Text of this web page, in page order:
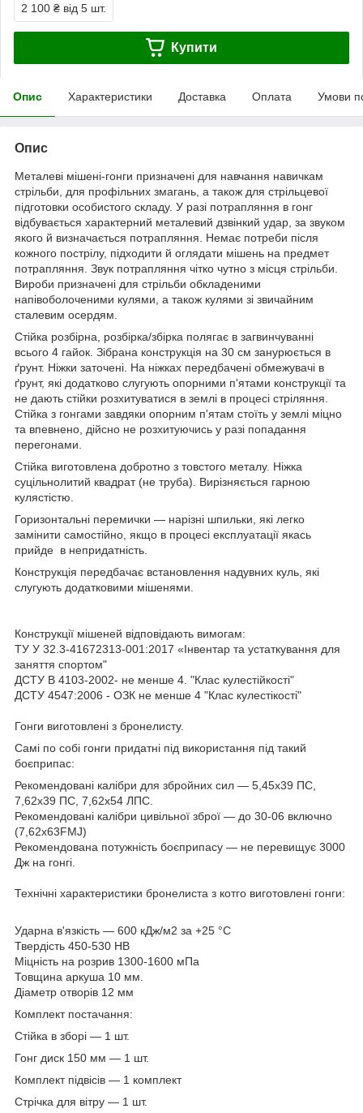
2 100 ₴ від 5 шт.
Купити
Опис Характеристики Доставка Оплата Умови
Опис
Металеві мішені-гонги призначені для навчання навичкам
стрільби, для профільних змагань, а також для стрільцевої
підготовки особистого складу. У разі потрапляння в гонг
відбувається характерний металевий дзвінкий удар, за звуком
якого й визначається потрапляння. Немає потреби після
кожного пострілу, підходити й оглядати мішень на предмет
потрапляння. Звук потрапляння чітко чутно з місця стрільби.
Вироби призначені для стрільби обкладеними
напівоболоченими кулями, а також кулями зі звичайним
сталевим осердям.
Стійка розбірна, розбірка/збірка полягає в загвинчуванні
всього 4 гайок. Зібрана конструкція на 30 см занурюється в
ґрунт. Ніжки заточені. На ніжках передбачені обмежувачі в
ґрунт, які додатково слугують опорними п'ятами конструкції та
не дають стійки розхитуватися в землі в процесі стріляння.
Стійка з гонгами завдяки опорним п'ятам стоїть у землі міцно
та впевнено, дійсно не розхитуючись у разі попадання
перегонами.
Стійка виготовлена добротно з товстого металу. Ніжка
суцільнолитий квадрат (не труба). Вирізняється гарною
кулястістю.
Горизонтальні перемички — нарізні шпильки, які легко
замінити самостійно, якщо в процесі експлуатації якась
прийде в непридатність.
Конструкція передбачає встановлення надувних куль, які
слугують додатковими мішенями.
Конструкції мішеней відповідають вимогам:
ТУ У 32.3-41672313-001:2017 «Інвентар та устаткування для
заняття спортом"
ДСТУ В 4103-2002- не менше 4. "Клас кулестійкості"
ДСТУ 4547:2006 - ОЗК не менше 4 "Клас кулестікості"
Гонги виготовлені з бронелисту.
Самі по собі гонги придатні під використання під такий
боєприпас:
Рекомендовані калібри для збройних сил — 5,45х39 ПС,
7,62х39 ПС, 7,62х54 ЛПС.
Рекомендовані калібри цивільної зброї — до 30-06 включно
(7,62х63FMJ)
Рекомендована потужність боєприпасу — не перевищує 3000
Дж на гонгі.
Технічні характеристики бронелиста з котго виготовлені гонги:
Ударна в'язкість — 600 кДж/м2 за +25 °C
Твердість 450-530 НВ
Міцність на розрив 1300-1600 мПа
Товщина аркуша 10 мм.
Діаметр отворів 12 мм
Комплект постачання:
Стійка в зборі — 1 шт.
Гонг диск 150 мм — 1 шт.
Комплект підвісів — 1 комплект
Стрічка для вітру — 1 шт.